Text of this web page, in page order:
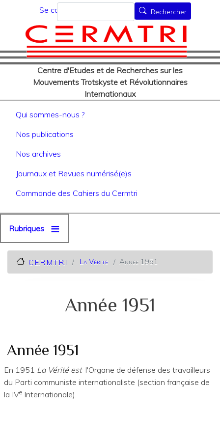
au
contenu
principal
Menu du compte de
Se connecter
Centre d'Etudes et de Recherches sur les
Mouvements Trotskyste et Révolutionnaires
Internationaux
Rechercher Rechercher
Navigation principale
Qui sommes-nous ?
Nos publications
Nos archives
Journaux et Revues numérisé(e)s
Commande des Cahiers du Cermtri
Rubriques
C.E.R.M.T.R.I La Vérité Année 1951
Année 1951
Année 1951
En 1951 La Vérité est l'Organe de défense des travailleurs
du Parti communiste internationaliste (section française de
la IVe Internationale).